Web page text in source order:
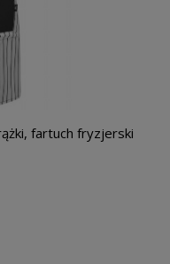
fartuch fryzjerski